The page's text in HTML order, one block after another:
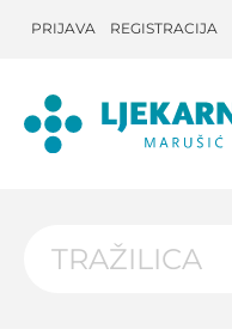
PRIJAVA REGISTRACIJA